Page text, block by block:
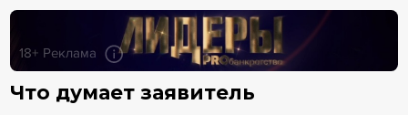
18+ Реклама
Что думает заявитель